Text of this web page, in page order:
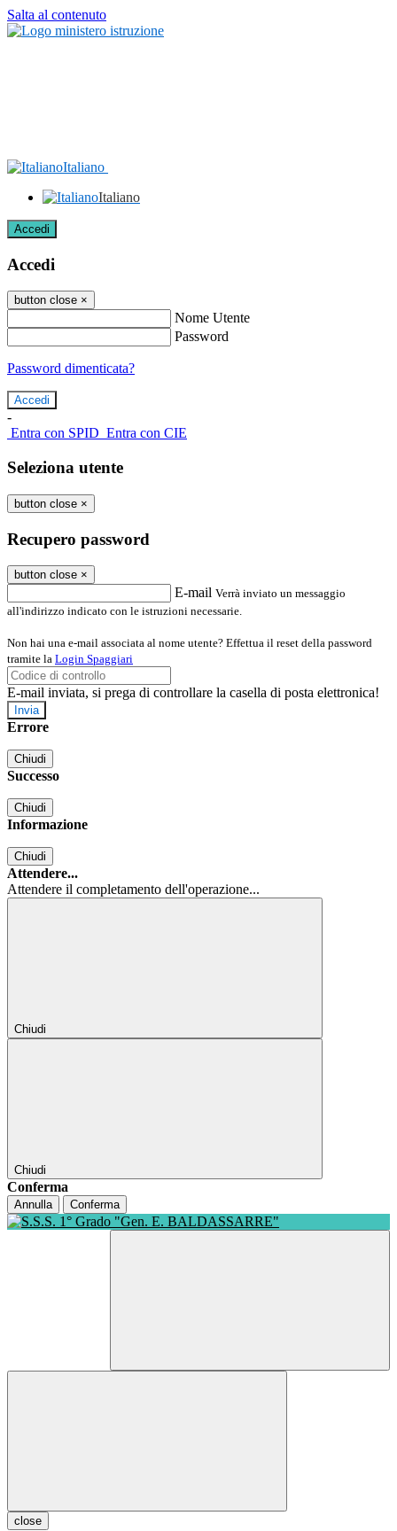
Salta al contenuto
Italiano
Italiano
Accedi
Accedi
button close ×
Nome Utente
Password
Password dimenticata?
-
Entra con SPID Entra con CIE
Seleziona utente
button close ×
Recupero password
button close ×
E-mail Verrà inviato un messaggio
all'indirizzo indicato con le istruzioni necessarie.
Non hai una e-mail associata al nome utente? Effettua il reset della password
tramite la Login Spaggiari
E-mail inviata, si prega di controllare la casella di posta elettronica!
Errore
Chiudi
Successo
Chiudi
Informazione
Chiudi
Attendere...
Attendere il completamento dell'operazione...
Chiudi
Chiudi
Conferma
Annulla Conferma
close